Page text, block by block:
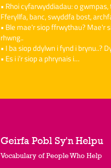
• Rhoi cyfarwyddiadau: o
Fferyllfa, banc, swyddfa bost,
• Ble mae'r siop ffrwythau? Mae'r
rhwng..
• I ba siop ddylwn i fynd i brynu..?
• Es i i’r siop a phrynais i…
Geirfa Pobl Sy'n Helpu
Vocabulary of People Who Help